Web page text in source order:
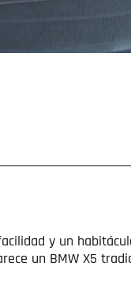
y un
un BMW X5